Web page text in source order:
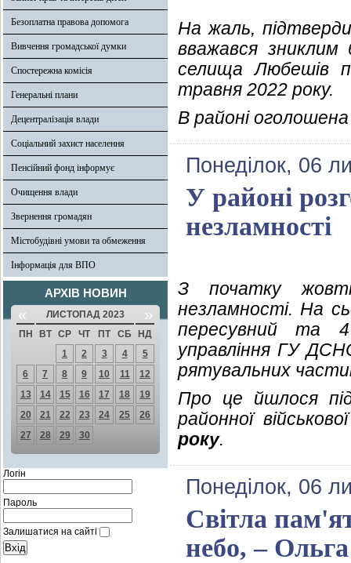
Безоплатна правова допомога
Вивчення громадської думки
Спостережна комісія
Генеральні плани
Децентралізація влади
Соціальний захист населення
Пенсійний фонд інформує
Очищення влади
Звернення громадян
Містобудівні умови та обмеження
Інформація для ВПО
АРХІВ НОВИН
« ЛИСТОПАД 2023 »
ПН ВТ СР ЧТ ПТ СБ
НД
1
2 3 4
5
6
7 8 9 10 11
12
13
14 15 16 17 18
19
20
21 22 23 24 25
26
27
28 29 30
Логін
Пароль
Залишатися на сайті
На жаль,
вважався зниклим
селища Любешів
травня 2022 року.
В районі
Понеділок, 06
У районі
незламності
З початку
незламності. На
пересувний та
управління ГУ
рятувальних
Про це йшлося
районної
року.
Понеділок, 06
Світла
небо, –